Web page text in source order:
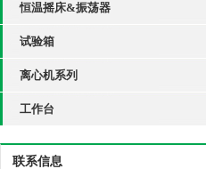
恒温摇床&振荡器
试验箱
离心机系列
工作台
联系信息